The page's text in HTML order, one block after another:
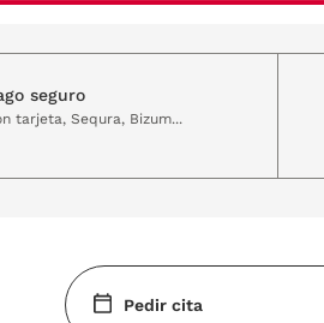
seguro
tarjeta, Sequra, Bizum...
Pedir cita